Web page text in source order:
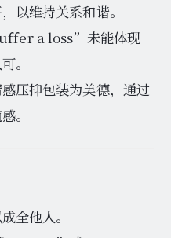
以维持关系和谐。
a loss”未能体现
。
压抑包装为美德，通过
。
全他人。